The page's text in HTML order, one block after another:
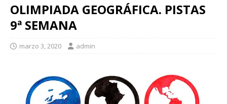
OLIMPIADA GEOGRÁFICA. PISTAS
9ª SEMANA
marzo 3, 2020 admin